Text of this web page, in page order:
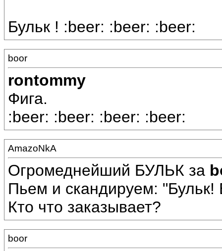
Бульк ! :beer: :beer: :beer:
boor
rontommy
Фига.
:beer: :beer: :beer: :beer:
AmazoNkA
Огромеднейший БУЛЬК за
Пьем и скандируем: "Бульк!
Кто что заказывает?
boor